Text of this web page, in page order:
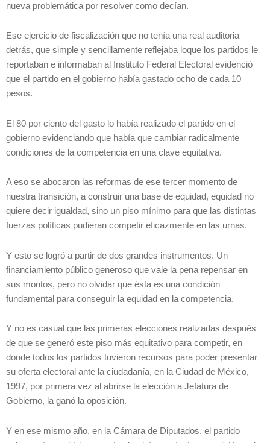
nueva problemática por resolver como decían.
Ese ejercicio de fiscalización que no tenía una real auditoria
detrás, que simple y sencillamente reflejaba loque los partidos le
reportaban e informaban al Instituto Federal Electoral evidenció
que el partido en el gobierno había gastado ocho de cada 10
pesos.
El 80 por ciento del gasto lo había realizado el partido en el
gobierno evidenciando que había que cambiar radicalmente
condiciones de la competencia en una clave equitativa.
A eso se abocaron las reformas de ese tercer momento de
nuestra transición, a construir una base de equidad, equidad no
quiere decir igualdad, sino un piso mínimo para que las distintas
fuerzas políticas pudieran competir eficazmente en las urnas.
Y esto se logró a partir de dos grandes instrumentos. Un
financiamiento público generoso que vale la pena repensar en
sus montos, pero no olvidar que ésta es una condición
fundamental para conseguir la equidad en la competencia.
Y no es casual que las primeras elecciones realizadas después
de que se generó este piso más equitativo para competir, en
donde todos los partidos tuvieron recursos para poder presentar
su oferta electoral ante la ciudadanía, en la Ciudad de México,
1997, por primera vez al abrirse la elección a Jefatura de
Gobierno, la ganó la oposición.
Y en ese mismo año, en la Cámara de Diputados, el partido